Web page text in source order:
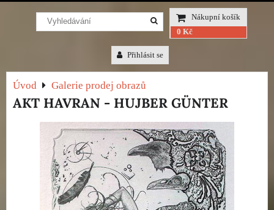
Nákupní košík
0 Kč
Přihlásit se
Úvod Galerie prodej obrazů
AKT HAVRAN - HUJBER GÜNTER